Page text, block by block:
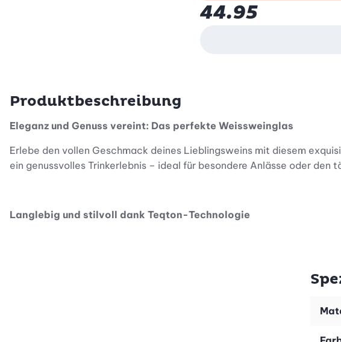
44.95
Produktbeschreibung
Eleganz und Genuss vereint: Das perfekte Weissweinglas
Erlebe den vollen Geschmack deines Lieblingsweins mit diesem
ein genussvolles Trinkerlebnis – ideal für besondere Anlässe oder den
Langlebig und stilvoll dank Teqton-Technologie